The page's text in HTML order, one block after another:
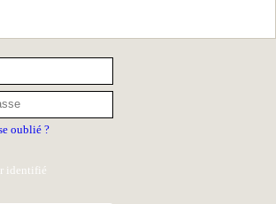
oublié ?
identifié